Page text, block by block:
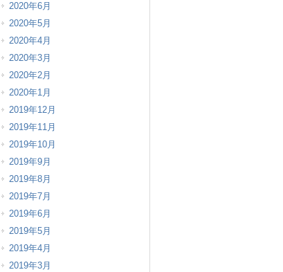
2020年6月
2020年5月
2020年4月
2020年3月
2020年2月
2020年1月
2019年12月
2019年11月
2019年10月
2019年9月
2019年8月
2019年7月
2019年6月
2019年5月
2019年4月
2019年3月